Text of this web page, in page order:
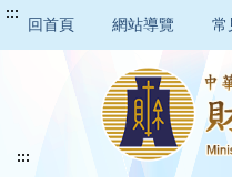
:::
回首頁 網站導覽 常
:::